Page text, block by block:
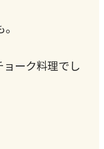
ーク料理でし